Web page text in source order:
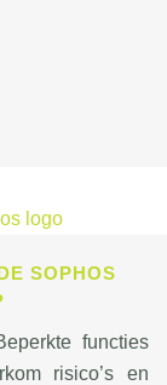
SOPHOS
functies
risico’s en